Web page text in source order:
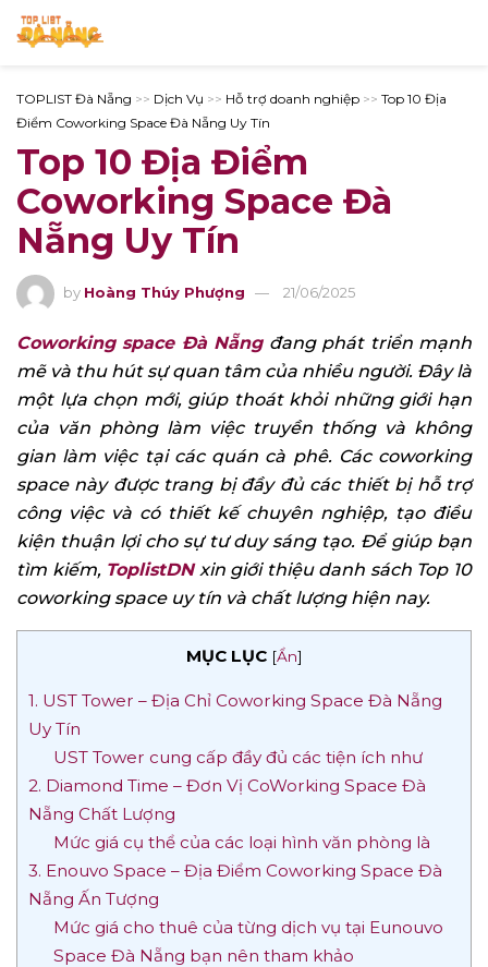
TOPLIST Đà Nẵng >> Dịch Vụ >> Hỗ trợ doanh nghiệp >> Top 10 Địa
Điểm Coworking Space Đà Nẵng Uy Tín
Top 10 Địa Điểm
Coworking Space Đà
Nẵng Uy Tín
by Hoàng Thúy Phượng 21/06/2025
Coworking space Đà Nẵngđang phát triển mạnh
mẽ và thu hút sự quan tâm của nhiều người. Đây là
một lựa chọn mới, giúp thoát khỏi những giới hạn
của văn phòng làm việc truyền thống và không
gian làm việc tại các quán cà phê. Các coworking
space này được trang bị đầy đủ các thiết bị hỗ trợ
công việc và có thiết kế chuyên nghiệp, tạo điều
kiện thuận lợi cho sự tư duy sáng tạo. Để giúp bạn
tìm kiếm, ToplistDNxin giới thiệu danh sách Top 10
coworking space uy tín và chất lượng hiện nay.
MỤC LỤC [Ẩn]
1. UST Tower – Địa Chỉ Coworking Space Đà Nẵng
Uy Tín
UST Tower cung cấp đầy đủ các tiện ích như
2. Diamond Time – Đơn Vị CoWorking Space Đà
Nẵng Chất Lượng
Mức giá cụ thể của các loại hình văn phòng là
3. Enouvo Space – Địa Điểm Coworking Space Đà
Nẵng Ấn Tượng
Mức giá cho thuê của từng dịch vụ tại Eunouvo
Space Đà Nẵng bạn nên tham khảo